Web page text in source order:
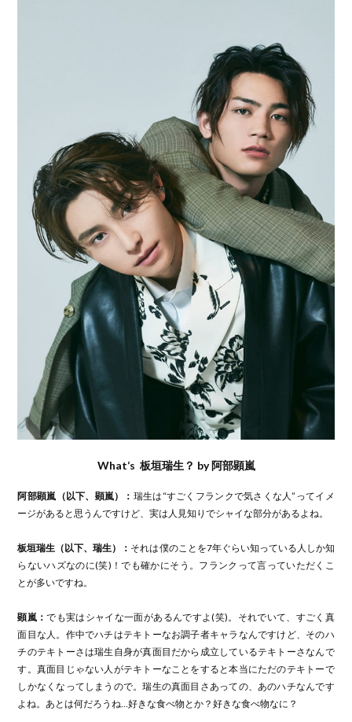
What‘s 板垣瑞生？ by 阿部顕嵐
阿部顕嵐（以下、顕嵐）： 瑞生は“すごくフランクで気さくな人”ってイメ
ージがあると思うんですけど、実は人見知りでシャイな部分があるよね。
板垣瑞生（以下、瑞生）： それは僕のことを7年ぐらい知っている人しか知
らないハズなのに(笑)！でも確かにそう。フランクって言っていただくこ
とが多いですね。
顕嵐：でも実はシャイな一面があるんですよ(笑)。それでいて、すごく真
面目な人。作中でハチはテキトーなお調子者キャラなんですけど、そのハ
チのテキトーさは瑞生自身が真面目だから成立しているテキトーさなんで
す。真面目じゃない人がテキトーなことをすると本当にただのテキトーで
しかなくなってしまうので。瑞生の真面目さあっての、あのハチなんです
よね。あとは何だろうね…好きな食べ物とか？好きな食べ物なに？